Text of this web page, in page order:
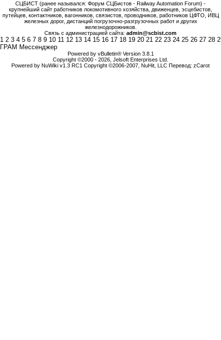
СЦБИСТ (ранее назывался: Форум СЦБистов - Railway Automation Forum) -
крупнейший сайт работников локомотивного хозяйства, движенцев, эсцебистов,
путейцев, контактников, вагонников, связистов, проводников, работников ЦФТО, ИВЦ
железных дорог, дистанций погрузочно-разгрузочных работ и других
железнодорожников.
Связь с администрацией сайта: admin@scbist.com
1 2 3 4 5 6 7 8 9 10 11 12 13 14 15 16 17 18 19 20 21 22 23 24 25 26 27 28
ГРАМ Мессенджер
Powered by vBulletin® Version 3.8.1
Copyright ©2000 - 2026, Jelsoft Enterprises Ltd.
Powered by NuWiki v1.3 RC1 Copyright ©2006-2007, NuHit, LLC Перевод: zCarot